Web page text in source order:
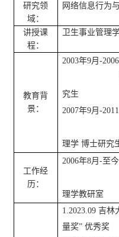
研究领
域：
网络信息行为
讲授课
程：
卫生事业管理
教育背
景：
2003年9月-
究生
2007年9月-
理学 博士研究
工作经
历：
2006年8月-至今
理学教研室
1.2023.09 吉林
量奖” 优秀奖